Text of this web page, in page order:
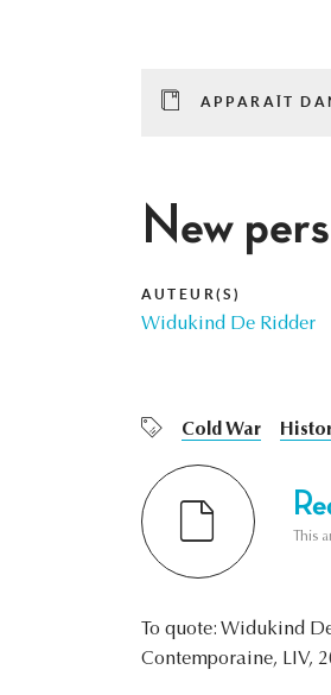
APPARAÎT
New
AUTEUR(S)
Widukind De Ridder
Cold War
This
To quote: Widukind
Contemporaine, LIV,